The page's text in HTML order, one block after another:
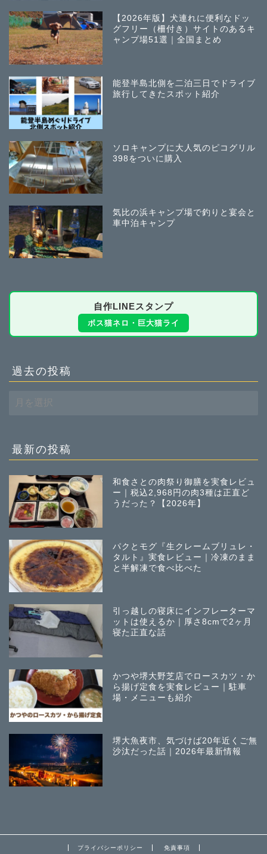
【2026年版】犬連れに便利なドッ
グフリー（柵付き）サイトのあるキ
ャンプ場51選｜全国まとめ
能登半島北側を二泊三日でドライブ
旅行してきたスポット紹介
ソロキャンプに大人気のピコグリル
398をついに購入
気比の浜キャンプ場で釣りと宴会と
車中泊キャンプ
自作LINEスタンプ
ボス猫ネロ・巨大猫ライ
過去の投稿
去
稿
最新の投稿
和食さとの肉祭り御膳を実食レビュ
ー｜税込2,968円の肉3種は正直ど
うだった？【2026年】
パクとモグ『生クレームブリュレ・
タルト』実食レビュー｜冷凍のまま
と半解凍で食べ比べた
引っ越しの寝床にインフレーターマ
ットは使えるか｜厚さ8cmで2ヶ月
寝た正直な話
かつや堺大野芝店でロースカツ・か
ら揚げ定食を実食レビュー｜駐車
場・メニューも紹介
堺大魚夜市、気づけば20年近くご無
沙汰だった話｜2026年最新情報
プライバシーポリシー 免責事項